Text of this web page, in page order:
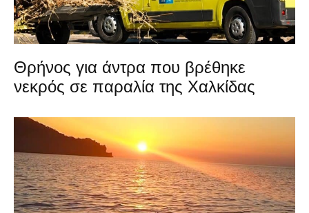
Θρήνος για άντρα που βρέθηκε
νεκρός σε παραλία της Χαλκίδας